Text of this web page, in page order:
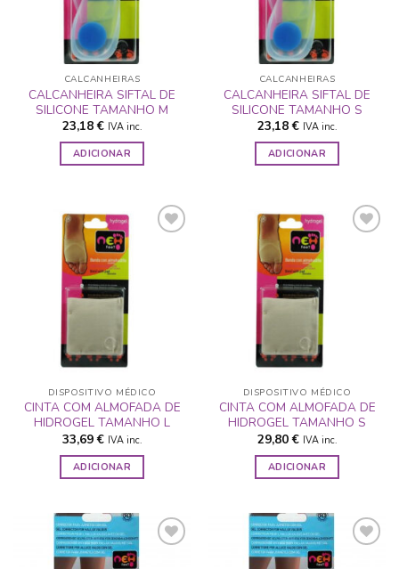
CALCANHEIRAS
CALCANHEIRA SIFTAL DE
SILICONE TAMANHO M
23,18€ IVA inc.
ADICIONAR
CALCANHEIRAS
CALCANHEIRA SIFTAL DE
SILICONE TAMANHO S
23,18€ IVA inc.
ADICIONAR
ADICIONAR
A LISTA DE
DESEJOS
DISPOSITIVO MÉDICO
CINTA COM ALMOFADA DE
HIDROGEL TAMANHO L
33,69€ IVA inc.
ADICIONAR
ADICIONAR
A LISTA DE
DESEJOS
DISPOSITIVO MÉDICO
CINTA COM ALMOFADA DE
HIDROGEL TAMANHO S
29,80€ IVA inc.
ADICIONAR